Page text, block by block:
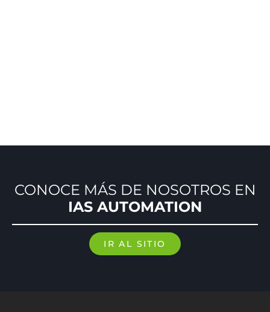
CONOCE MÁS DE NOSOTROS EN
IAS AUTOMATION
IR AL SITIO